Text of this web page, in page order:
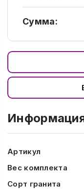
Сумма:
Артикул
Вес комплекта
Сорт гранита